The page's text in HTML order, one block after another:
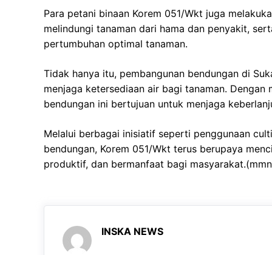
Para petani binaan Korem 051/Wkt juga
melindungi tanaman dari hama dan penyakit,
pertumbuhan optimal tanaman.
Tidak hanya itu, pembangunan bendungan di
menjaga ketersediaan air bagi tanaman.
bendungan ini bertujuan untuk menjaga
Melalui berbagai inisiatif seperti penggunaan
bendungan, Korem 051/Wkt terus berupaya
produktif, dan bermanfaat bagi
INSKA NEWS